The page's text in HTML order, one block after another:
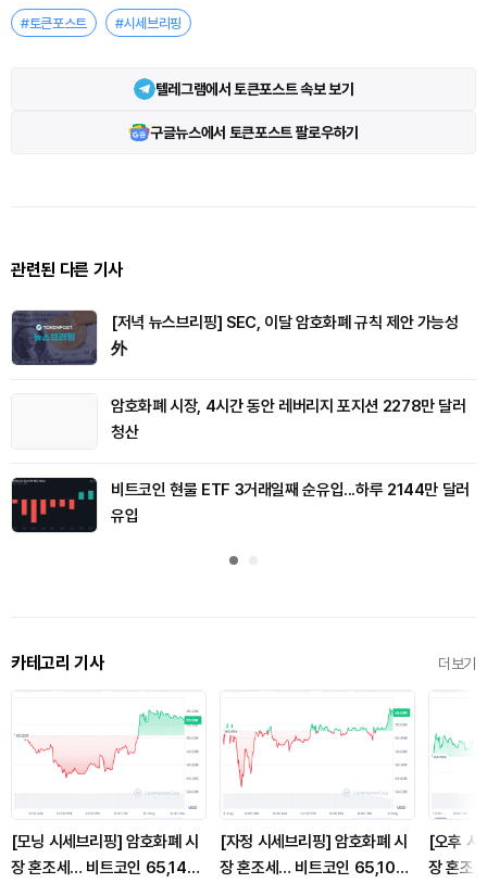
#토큰포스트 #시세브리핑
텔레그램에서 토큰포스트 속보 보기
구글뉴스에서 토큰포스트 팔로우하기
관련된 다른 기사
[저녁 뉴스브리핑] SEC, 이달 암호화폐 규칙 제안 가능성
外
암호화폐 시장, 4시간 동안 레버리지 포지션 2278만 달러
청산
비트코인 현물 ETF 3거래일째 순유입...하루 2144만 달러
유입
카테고리 기사 더보기
[모닝 시세브리핑] 암호화폐 시
장 혼조세… 비트코인 65,142
[자정 시세브리핑] 암호화폐 시
장 혼조세… 비트코인 65,103
[오후 시
장 혼조